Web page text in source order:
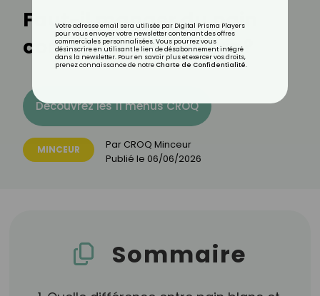
Faut-il manger du pain
complet pour maigrir ?
Découvrez les 11 menus CROQ
MINCEUR Par CROQ Minceur
Publié le 06/06/2026
Sommaire
Votre adresse email sera utilisée par Digital Prisma Players
pour vous envoyer votre newsletter contenant des offres
commerciales personnalisées. Vous pourrez vous
désinscrire en utilisant le lien de désabonnement intégré
dans la newsletter. Pour en savoir plus et exercer vos droits,
prenez connaissance de notre Charte de Confidentialité.